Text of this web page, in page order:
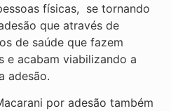
físicas, se tornando
que através de
de saúde que fazem
e acabam viabilizando a
adesão.
por adesão também